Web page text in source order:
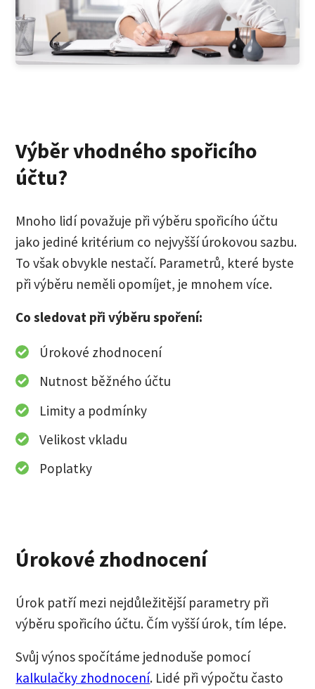
Výběr vhodného spořicího
účtu?
Mnoho lidí považuje při výběru spořicího účtu
jako jediné kritérium co nejvyšší úrokovou sazbu.
To však obvykle nestačí. Parametrů, které byste
při výběru neměli opomíjet, je mnohem více.
Co sledovat při výběru spoření:
Úrokové zhodnocení
Nutnost běžného účtu
Limity a podmínky
Velikost vkladu
Poplatky
Úrokové zhodnocení
Úrok patří mezi nejdůležitější parametry při
výběru spořicího účtu. Čím vyšší úrok, tím lépe.
Svůj výnos spočítáme jednoduše pomocí
kalkulačky zhodnocení. Lidé při výpočtu často